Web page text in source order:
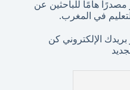
مصدرًا هامًا للباحثين عن
في المغرب.
الإلكتروني كن